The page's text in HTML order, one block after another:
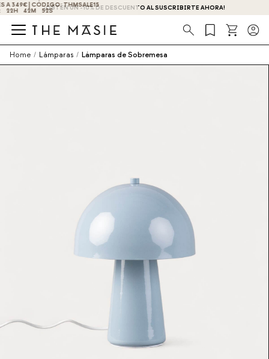
¡OBTÉN UN -10% DE DESCUENTO AL SUSCRIBIRTE AHORA!
Búsqueda
Home / Lámparas / Lámparas de Sobremesa